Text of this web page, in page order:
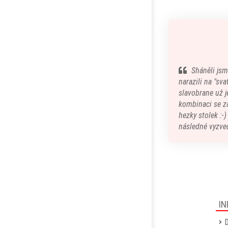
Sháněli
narazili na
slavobrane už
kombinaci se
hezky stolek :-
následné